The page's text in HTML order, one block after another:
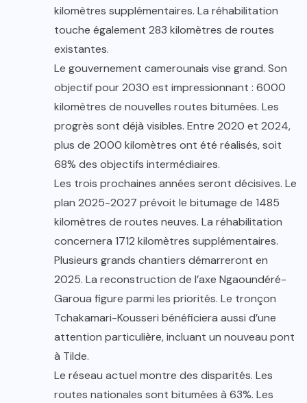
kilomètres supplémentaires. La réhabilitation
touche également 283 kilomètres de routes
existantes.
Le gouvernement camerounais vise grand. Son
objectif pour 2030 est impressionnant : 6000
kilomètres de nouvelles routes bitumées. Les
progrès sont déjà visibles. Entre 2020 et 2024,
plus de 2000 kilomètres ont été réalisés, soit
68% des objectifs intermédiaires.
Les trois prochaines années seront décisives. Le
plan 2025-2027 prévoit le bitumage de 1485
kilomètres de routes neuves. La réhabilitation
concernera 1712 kilomètres supplémentaires.
Plusieurs grands chantiers démarreront en
2025. La reconstruction de l’axe Ngaoundéré-
Garoua figure parmi les priorités. Le tronçon
Tchakamari-Kousseri bénéficiera aussi d’une
attention particulière, incluant un nouveau pont
à Tilde.
Le réseau actuel montre des disparités. Les
routes nationales sont bitumées à 63%. Les